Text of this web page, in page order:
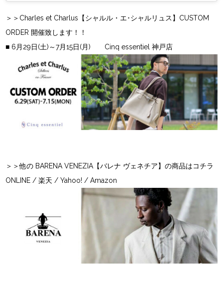
＞＞Charles et Charlus【シャルル・エ･シャルリュス】CUSTOM
ORDER 開催致します！！
■ 6月29日(土)～7月15日(月) Cinq essentiel 神戸店
＞＞他の BARENA VENEZIA【バレナ ヴェネチア】の商品はコチラ
ONLINE /楽天 / Yahoo! / Amazon